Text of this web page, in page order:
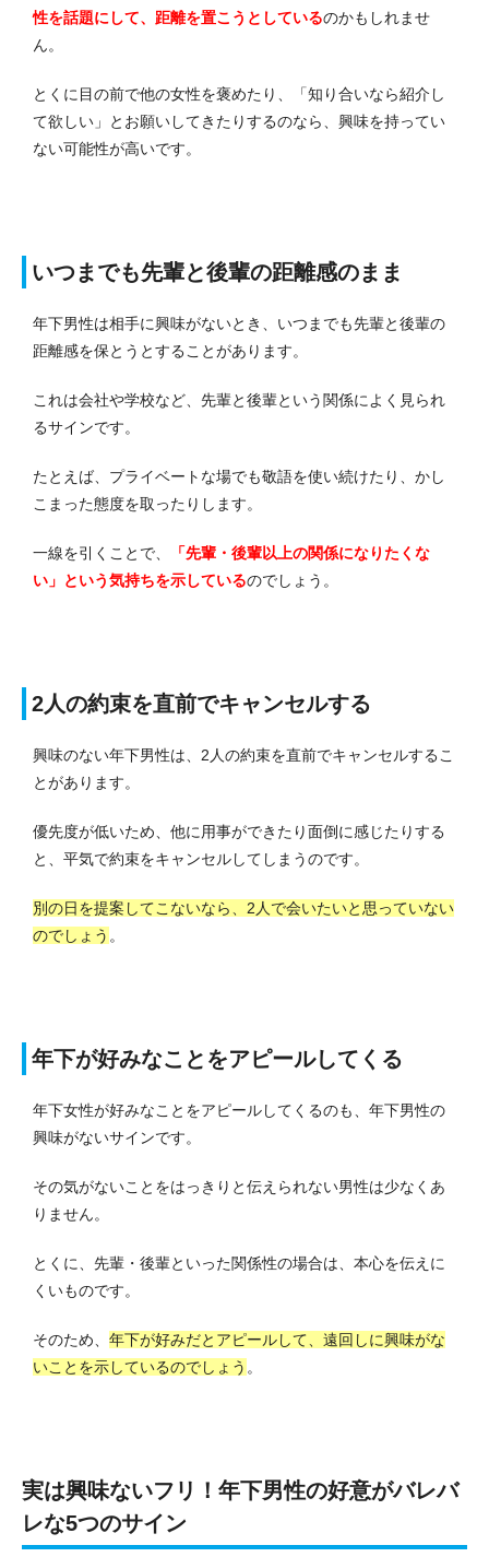
性を話題にして、距離を置こうとしているのかもしれませ
ん。
とくに目の前で他の女性を褒めたり、「知り合いなら紹介し
て欲しい」とお願いしてきたりするのなら、興味を持ってい
ない可能性が高いです。
いつまでも先輩と後輩の距離感のまま
年下男性は相手に興味がないとき、いつまでも先輩と後輩の
距離感を保とうとすることがあります。
これは会社や学校など、先輩と後輩という関係によく見られ
るサインです。
たとえば、プライベートな場でも敬語を使い続けたり、かし
こまった態度を取ったりします。
一線を引くことで、
「先輩・後輩以上の関係になりたくな
い」という気持ちを示しているのでしょう。
2人の約束を直前でキャンセルする
興味のない年下男性は、2人の約束を直前でキャンセルするこ
とがあります。
優先度が低いため、他に用事ができたり面倒に感じたりする
と、平気で約束をキャンセルしてしまうのです。
別の日を提案してこないなら、2人で会いたいと思っていない
のでしょう 。
年下が好みなことをアピールしてくる
年下女性が好みなことをアピールしてくるのも、年下男性の
興味がないサインです。
その気がないことをはっきりと伝えられない男性は少なくあ
りません。
とくに、先輩・後輩といった関係性の場合は、本心を伝えに
くいものです。
そのため、 年下が好みだとアピールして、遠回しに興味がな
いことを示しているのでしょう 。
実は興味ないフリ！年下男性の好意がバレバ
レな5つのサイン